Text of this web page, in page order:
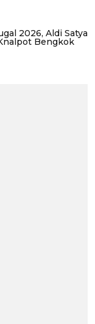
2026, Aldi Satya
Bengkok